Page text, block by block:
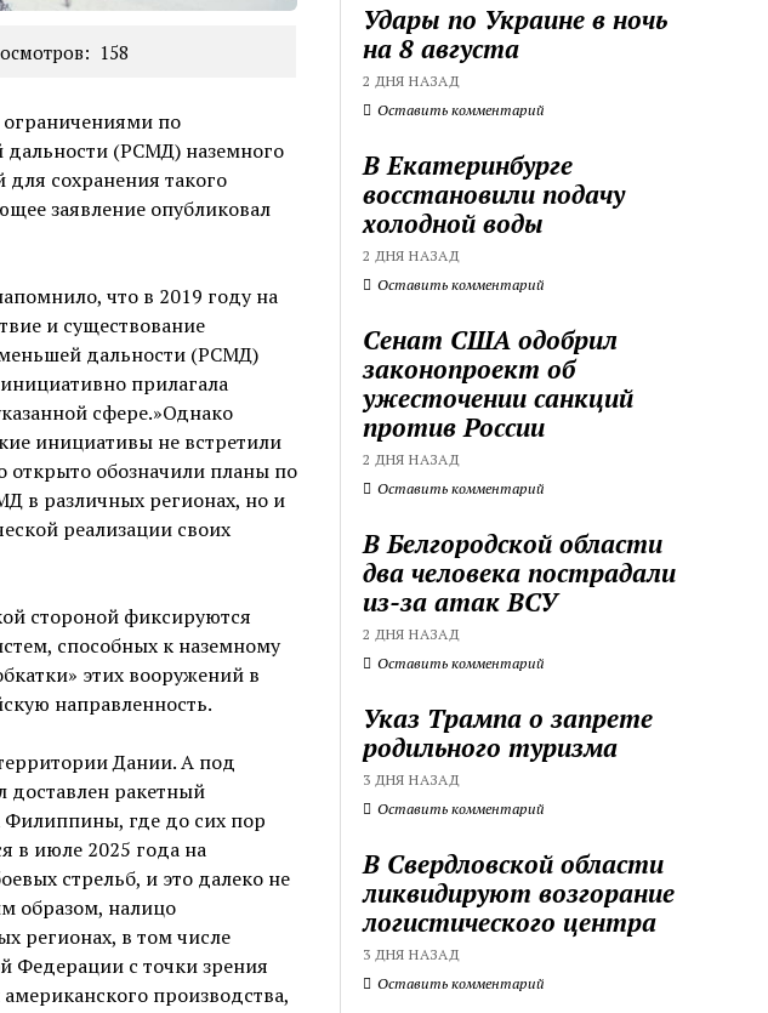
158
ограничениями по
(РСМД) наземного
для сохранения такого
заявление опубликовал
что в 2019 году на
и существование
дальности (РСМД)
прилагала
сфере.»Однако
инициативы не встретили
открыто обозначили планы по
в различных регионах, но и
реализации своих
стороной фиксируются
способных к наземному
этих вооружений в
направленность.
Дании. А под
доставлен ракетный
где до сих пор
в июле 2025 года на
стрельб, и это далеко не
образом, налицо
регионах, в том числе
Федерации с точки зрения
производства,
Удары по Украине в ночь
на 8 августа
2 ДНЯ НАЗАД
Оставить комментарий
В Екатеринбурге
восстановили подачу
холодной воды
2 ДНЯ НАЗАД
Оставить комментарий
Сенат США одобрил
законопроект об
ужесточении санкций
против России
2 ДНЯ НАЗАД
Оставить комментарий
В Белгородской области
два человека пострадали
из-за атак ВСУ
2 ДНЯ НАЗАД
Оставить комментарий
Указ Трампа о запрете
родильного туризма
3 ДНЯ НАЗАД
Оставить комментарий
В Свердловской области
ликвидируют возгорание
логистического центра
3 ДНЯ НАЗАД
Оставить комментарий